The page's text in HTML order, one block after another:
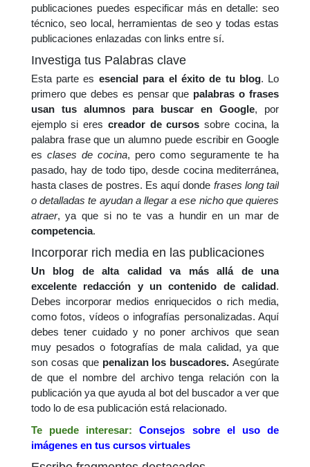
publicaciones puedes especificar más en detalle: seo
técnico, seo local, herramientas de seo y todas estas
publicaciones enlazadas con links entre sí.
Investiga tus Palabras clave
Esta parte es esencial para el éxito de tu blog. Lo
primero que debes es pensar que palabras o frases
usan tus alumnos para buscar en Google, por
ejemplo si eres creador de cursos sobre cocina, la
palabra frase que un alumno puede escribir en Google
es clases de cocina, pero como seguramente te ha
pasado, hay de todo tipo, desde cocina mediterránea,
hasta clases de postres. Es aquí donde frases long tail
o detalladas te ayudan a llegar a ese nicho que quieres
atraer, ya que si no te vas a hundir en un mar de
competencia.
Incorporar rich media en las publicaciones
Un blog de alta calidad va más allá de una
excelente redacción y un contenido de calidad.
Debes incorporar medios enriquecidos o rich media,
como fotos, vídeos o infografías personalizadas. Aquí
debes tener cuidado y no poner archivos que sean
muy pesados o fotografías de mala calidad, ya que
son cosas que penalizan los buscadores.Asegúrate
de que el nombre del archivo tenga relación con la
publicación ya que ayuda al bot del buscador a ver que
todo lo de esa publicación está relacionado.
Te puede interesar:Consejos sobre el uso de
imágenes en tus cursos virtuales